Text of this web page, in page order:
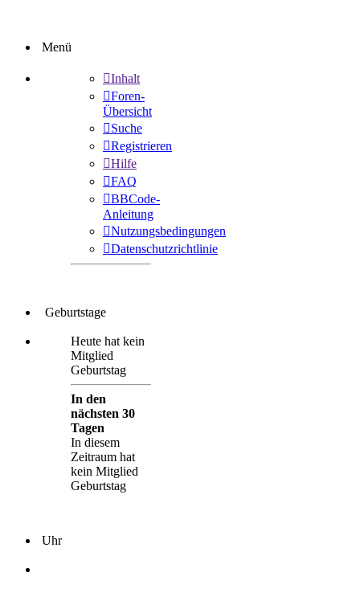
Menü
Inhalt
Foren-
Übersicht
Suche
Registrieren
Hilfe
FAQ
BBCode-
Anleitung
Nutzungsbedingungen
Datenschutzrichtlinie
Geburtstage
Heute hat kein
Mitglied
Geburtstag
In den
nächsten 30
Tagen
In diesem
Zeitraum hat
kein Mitglied
Geburtstag
Uhr